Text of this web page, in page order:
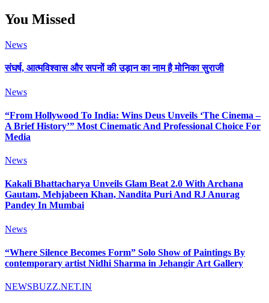
You Missed
News
संघर्ष, आत्मविश्वास और सपनों की उड़ान का नाम है मोनिका सुराजी
News
“From Hollywood To India: Wins Deus Unveils ‘The Cinema –
A Brief History’” Most Cinematic And Professional Choice For
Media
News
Kakali Bhattacharya Unveils Glam Beat 2.0 With Archana
Gautam, Mehjabeen Khan, Nandita Puri And RJ Anurag
Pandey In Mumbai
News
“Where Silence Becomes Form” Solo Show of Paintings By
contemporary artist Nidhi Sharma in Jehangir Art Gallery
NEWSBUZZ.NET.IN